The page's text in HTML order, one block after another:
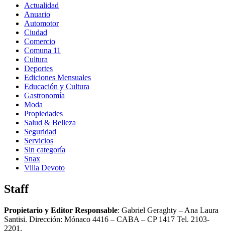
Actualidad
Anuario
Automotor
Ciudad
Comercio
Comuna 11
Cultura
Deportes
Ediciones Mensuales
Educación y Cultura
Gastronomía
Moda
Propiedades
Salud & Belleza
Seguridad
Servicios
Sin categoría
Snax
Villa Devoto
Staff
Propietario y Editor Responsable: Gabriel Geraghty – Ana Laura
Santisi. Dirección: Mónaco 4416 – CABA – CP 1417 Tel. 2103-
2201.